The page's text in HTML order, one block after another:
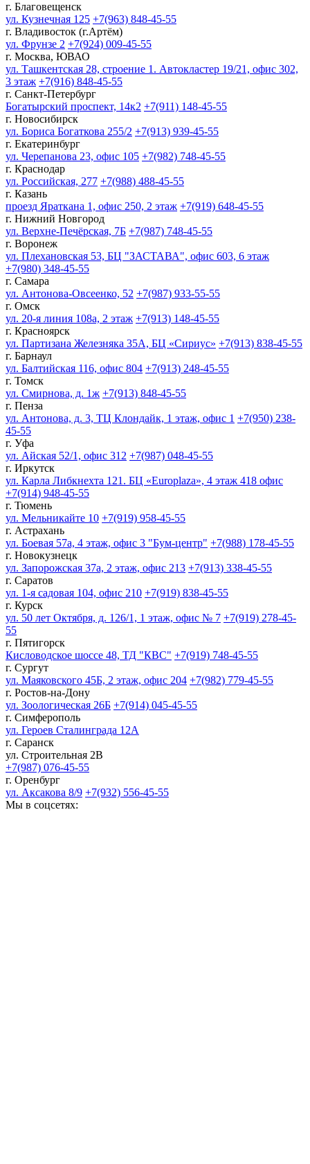
г. Благовещенск
ул. Кузнечная 125 +7(963) 848-45-55
г. Владивосток (г.Артём)
ул. Фрунзе 2 +7(924) 009-45-55
г. Москва, ЮВАО
ул. Ташкентская 28, строение 1. Автокластер 19/21, офис 302,
3 этаж +7(916) 848-45-55
г. Санкт-Петербург
Богатырский проспект, 14к2 +7(911) 148-45-55
г. Новосибирск
ул. Бориса Богаткова 255/2 +7(913) 939-45-55
г. Екатеринбург
ул. Черепанова 23, офис 105 +7(982) 748-45-55
г. Краснодар
ул. Российская, 277 +7(988) 488-45-55
г. Казань
проезд Яраткана 1, офис 250, 2 этаж +7(919) 648-45-55
г. Нижний Новгород
ул. Верхне-Печёрская, 7Б +7(987) 748-45-55
г. Воронеж
ул. Плехановская 53, БЦ "ЗАСТАВА", офис 603, 6 этаж
+7(980) 348-45-55
г. Самара
ул. Антонова-Овсеенко, 52 +7(987) 933-55-55
г. Омск
ул. 20-я линия 108а, 2 этаж +7(913) 148-45-55
г. Красноярск
ул. Партизана Железняка 35А, БЦ «Сириус» +7(913) 838-45-55
г. Барнаул
ул. Балтийская 116, офис 804 +7(913) 248-45-55
г. Томск
ул. Смирнова, д. 1ж +7(913) 848-45-55
г. Пенза
ул. Антонова, д. 3, ТЦ Клондайк, 1 этаж, офис 1 +7(950) 238-
45-55
г. Уфа
ул. Айская 52/1, офис 312 +7(987) 048-45-55
г. Иркутск
ул. Карла Либкнехта 121. БЦ «Europlaza», 4 этаж 418 офис
+7(914) 948-45-55
г. Тюмень
ул. Мельникайте 10 +7(919) 958-45-55
г. Астрахань
ул. Боевая 57а, 4 этаж, офис 3 "Бум-центр" +7(988) 178-45-55
г. Новокузнецк
ул. Запорожская 37а, 2 этаж, офис 213 +7(913) 338-45-55
г. Саратов
ул. 1-я садовая 104, офис 210 +7(919) 838-45-55
г. Курск
ул. 50 лет Октября, д. 126/1, 1 этаж, офис № 7 +7(919) 278-45-
55
г. Пятигорск
Кисловодское шоссе 48, ТД "КВС" +7(919) 748-45-55
г. Сургут
ул. Маяковского 45Б, 2 этаж, офис 204 +7(982) 779-45-55
г. Ростов-на-Дону
ул. Зоологическая 26Б +7(914) 045-45-55
г. Симферополь
ул. Героев Сталинграда 12А
г. Саранск
ул. Строительная 2В
+7(987) 076-45-55
г. Оренбург
ул. Аксакова 8/9 +7(932) 556-45-55
Мы в соцсетях: